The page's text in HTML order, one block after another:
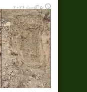
5 آگوست 2026